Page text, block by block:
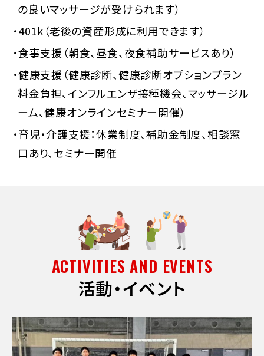
の良いマッサージが受けられます）
・401k（老後の資産形成に利用できます）
・食事支援（朝食、昼食、夜食補助サービスあり）
・健康支援（健康診断、健康診断オプションプラン
料金負担、インフルエンザ接種機会、マッサージル
ーム、健康オンラインセミナー開催）
・育児・介護支援：休業制度、補助金制度、相談窓
口あり、セミナー開催
ACTIVITIES AND EVENTS
活動・イベント